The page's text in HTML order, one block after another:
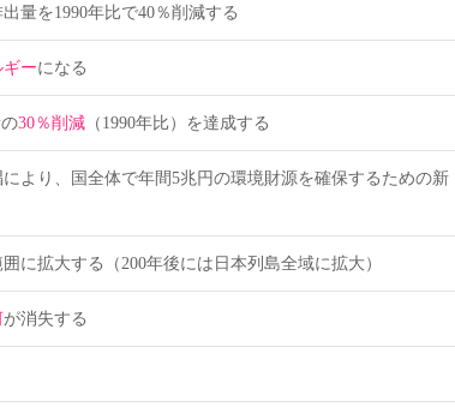
出量を1990年比で40％削減する
ギーになる
30％削減 （1990年比）を達成する
より、国全体で年間5兆円の環境財源を確保するための新
に拡大する（200年後には日本列島全域に拡大）
が消失する